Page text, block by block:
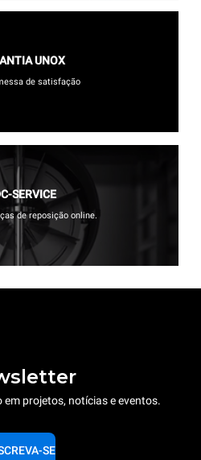
UNOX
de satisfação
SERVICE
de reposição online.
projetos, notícias e eventos.
SE